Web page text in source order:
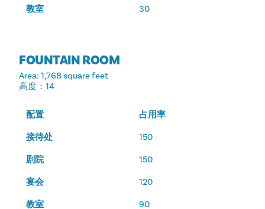
教室 30
FOUNTAIN ROOM
Area: 1,768 square feet
高度 ：14
配置 占用率
接待处 150
剧院 150
宴会 120
教室 90